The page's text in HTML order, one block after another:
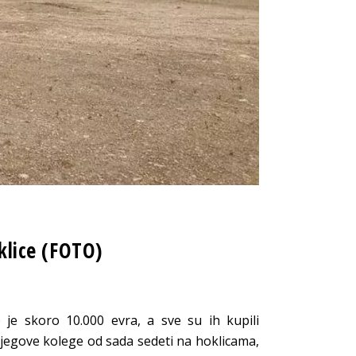
(FOTO)
skoro 10.000 evra, a sve su ih kupili
kolege od sada sedeti na hoklicama,